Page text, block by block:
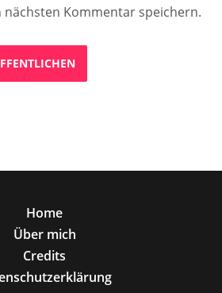
Kommentar speichern.
Home
Über mich
Credits